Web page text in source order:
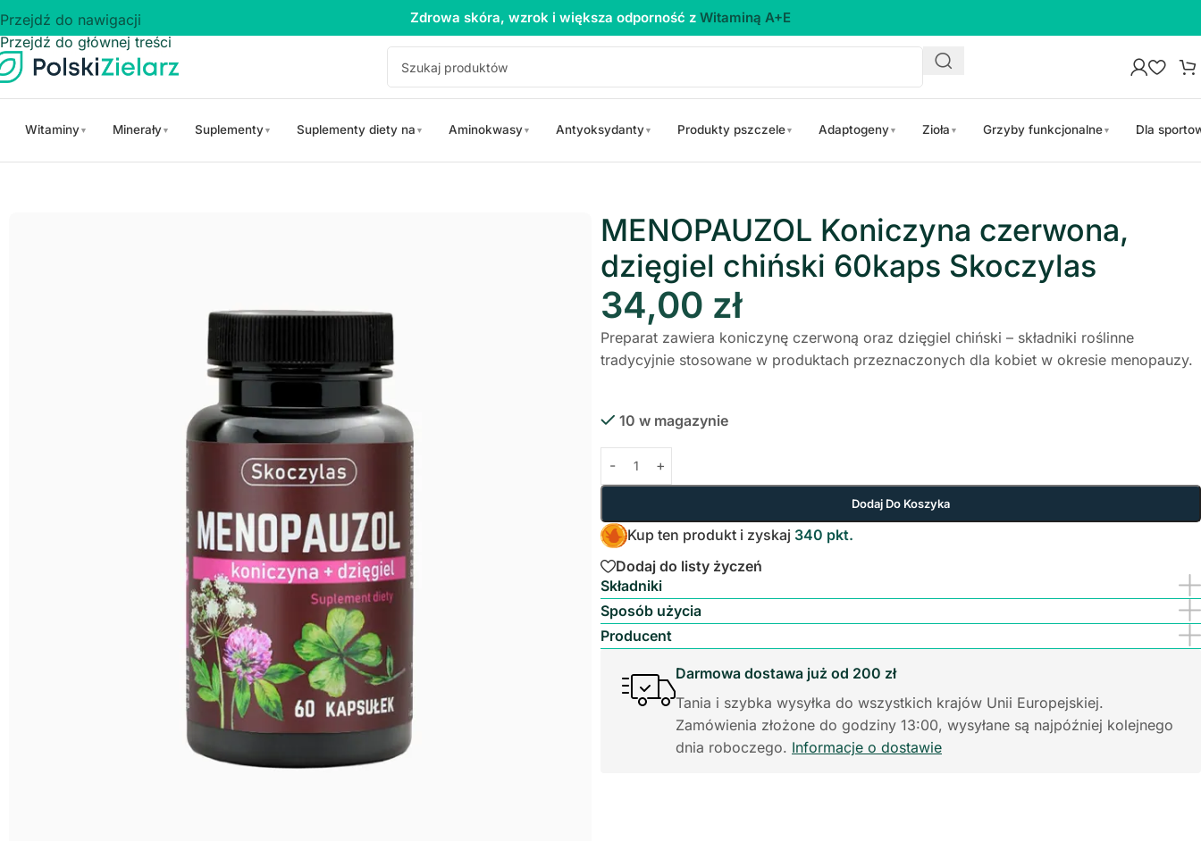
Przejdź do nawigacji
Przejdź do głównej treści
Zdrowa skóra, wzrok i większa odporność z Witaminą A+E
Witaminy▼ Minerały▼ Suplementy▼ Suplementy diety na ▼ Aminokwasy▼ Antyoksydanty▼ Produkty pszczele▼ Adaptogeny▼ Zioła ▼ Grzyby funkcjonalne▼ Dla
MENOPAUZOL Koniczyna czerwona,
dzięgiel chiński 60kaps Skoczylas
34,00 zł
Preparat zawiera koniczynę czerwoną oraz dzięgiel chiński – składniki roślinne
tradycyjnie stosowane w produktach przeznaczonych dla kobiet w okresie menopauzy.
10 w magazynie
Dodaj Do Koszyka
Kup ten produkt i zyskaj 340 pkt.
Dodaj do listy życzeń
Składniki
Sposób użycia
Producent
Darmowa dostawa już od 200 zł
Tania i szybka wysyłka do wszystkich krajów Unii Europejskiej.
Zamówienia złożone do godziny 13:00, wysyłane są najpóźniej kolejnego
dnia roboczego. Informacje o dostawie